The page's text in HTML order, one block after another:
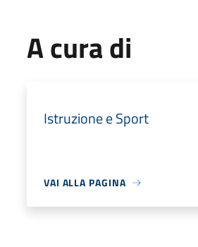
A cura di
Istruzione e Sport
VAI ALLA PAGINA